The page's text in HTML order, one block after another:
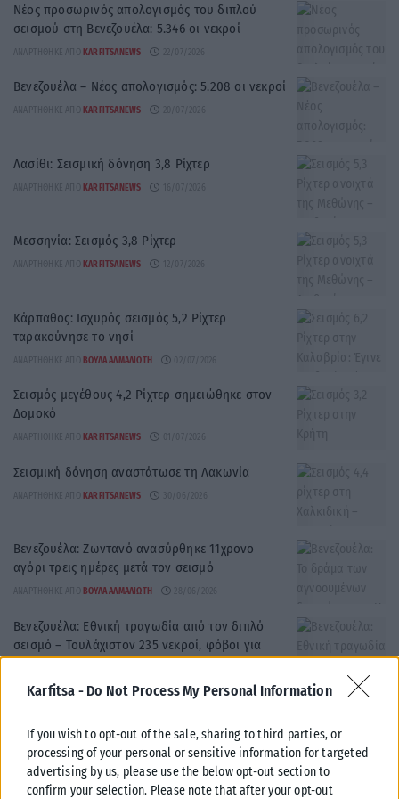
Karfitsa - Do Not Process My Personal Information
If you wish to opt-out of the sale, sharing to third parties, or
processing of your personal or sensitive information for targeted
advertising by us, please use the below opt-out section to
confirm your selection. Please note that after your opt-out
Νέος προσωρινός απολογισμός του διπλού
σεισμού στη Βενεζουέλα: 5.346 οι νεκροί
ΑΝΑΡΤΉΘΗΚΕ ΑΠΌ KARFITSANEWS
Βενεζουέλα – Νέος απολογισμός: 5.208 οι νεκροί
ΑΝΑΡΤΉΘΗΚΕ ΑΠΌ KARFITSANEWS
Λασίθι: Σεισμική δόνηση 3,8 Ρίχτερ
ΑΝΑΡΤΉΘΗΚΕ ΑΠΌ KARFITSANEWS
Μεσσηνία: Σεισμός 3,8 Ρίχτερ
ΑΝΑΡΤΉΘΗΚΕ ΑΠΌ KARFITSANEWS
Κάρπαθος: Ισχυρός σεισμός 5,2 Ρίχτερ
ταρακούνησε το νησί
ΑΝΑΡΤΉΘΗΚΕ ΑΠΌ ΒΟΎΛΑ ΑΛΜΑΛΙΏΤΗ
Σεισμός μεγέθους 4,2 Ρίχτερ σημειώθηκε στον
Δομοκό
ΑΝΑΡΤΉΘΗΚΕ ΑΠΌ KARFITSANEWS
Σεισμική δόνηση αναστάτωσε τη Λακωνία
ΑΝΑΡΤΉΘΗΚΕ ΑΠΌ KARFITSANEWS
Βενεζουέλα: Ζωντανό ανασύρθηκε 11χρονο
αγόρι τρεις ημέρες μετά τον σεισμό
ΑΝΑΡΤΉΘΗΚΕ ΑΠΌ ΒΟΎΛΑ ΑΛΜΑΛΙΏΤΗ
Βενεζουέλα: Εθνική τραγωδία από τον διπλό
σεισμό – Τουλάχιστον 235 νεκροί, φόβοι για
ασύλληπτο αριθμό θυμάτων
ΑΝΑΡΤΉΘΗΚΕ ΑΠΌ ΠΆΝΟΣ ΙΩΆΝΝΟΥ 26/06/2026
– Κλειστό αεροδρόμιο, διακοπές μεταφορών και
διασώσεις
ΣΤΈΛΛΑ ΛΊΤΑΙΝΑ